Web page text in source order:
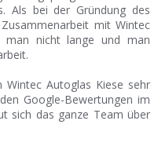
Als bei der Gründung des
mit Wintec
man nicht lange und man
Autoglas Kiese sehr
Google-Bewertungen im
sich das ganze Team über